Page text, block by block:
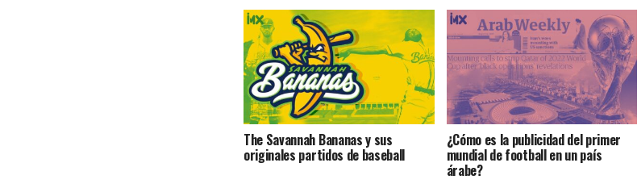
The Savannah Bananas y sus
originales partidos de baseball
¿Cómo es la publicidad del primer
mundial de football en un país
árabe?